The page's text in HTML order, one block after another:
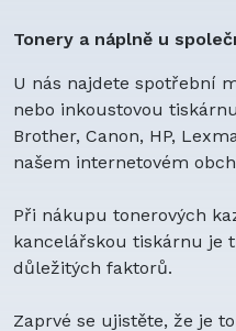
Tonery a náplně u
U nás najdete spotřební
nebo inkoustovou
Brother, Canon, HP,
našem internetovém
Při nákupu tonerových
kancelářskou tiskárnu je
důležitých faktorů.
Zaprvé se ujistěte, že je